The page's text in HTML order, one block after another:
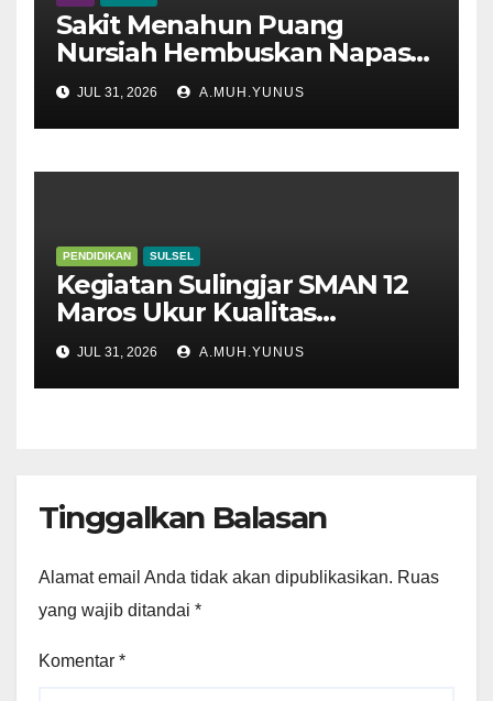
Sakit Menahun Puang
Nursiah Hembuskan Napas
Terakhir
JUL 31, 2026 A.MUH.YUNUS
PENDIDIKAN SULSEL
Kegiatan Sulingjar SMAN 12
Maros Ukur Kualitas
Pembelajaran
JUL 31, 2026 A.MUH.YUNUS
Tinggalkan Balasan
Alamat email Anda tidak akan dipublikasikan. Ruas
yang wajib ditandai *
Komentar *